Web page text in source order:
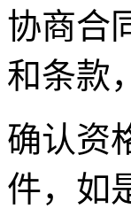
协商合
和条款
确认资
件，如